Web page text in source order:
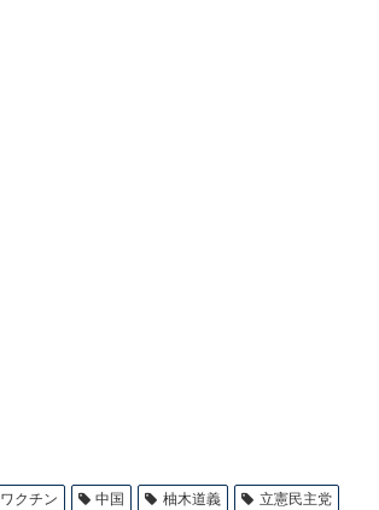
ワクチン 中国 柚木道義 立憲民主党